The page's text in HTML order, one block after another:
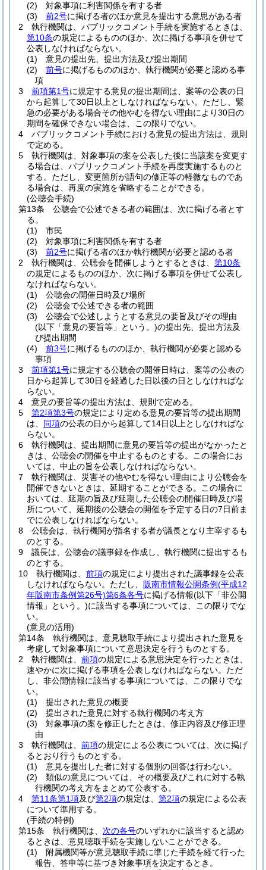
(2)
対象事項に利害関係を有する者
(3)
前2号に掲げる者のほか意見を提出する意思がある者
2
執行機関は、パブリックコメント手続を実施するときは、
第10条の規定によるもののほか、次に掲げる事項を併せて
公表しなければならない。
(1)
意見の提出先、提出方法及び提出期間
(2)
前号に掲げるもののほか、執行機関が必要と認める事
項
3
前項第1号に規定する意見の提出期間は、案等の公表の日
から起算して30日以上としなければならない。 ただし、緊
急の必要がある場合その他やむを得ない理由により30日の
期間を確保できない場合は、この限りでない。
4
パブリックコメント手続における意見の提出方法は、規則
で定める。
5
執行機関は、対象事項の案を公表した後に当該案を変更す
る場合は、パブリックコメント手続を再度実施するものと
する。 ただし、変更箇所が語句の修正等の軽微なものであ
る場合は、再度の実施を省略することができる。
(公聴会手続)
第13条
公聴会で公述できる者の範囲は、次に掲げる者とす
る。
(1)
市民
(2)
対象事項に利害関係を有する者
(3)
前2号に掲げる者のほか執行機関が必要と認める者
2
執行機関は、公聴会を開催しようとするときは、 第10条
の規定によるもののほか、次に掲げる事項を併せて公表し
なければならない。
(1)
公聴会の開催日時及び場所
(2)
公聴会で公述できる者の範囲
(3)
公聴会で公述しようとする意見の要旨及びその理由
(以下「意見の要旨等」という。)の提出先、提出方法及
び提出期間
(4)
前3号に掲げるもののほか、執行機関が必要と認める
事項
3
前項第1号に規定する公聴会の開催日時は、案等の公表の
日から起算して30日を経過した日以後の日としなければな
らない。
4
意見の要旨等の提出方法は、規則で定める。
5
第2項第3号の規定により定める意見の要旨等の提出期間
は、 同項の公表の日から起算して14日以上としなければな
らない。
6
執行機関は、提出期間に意見の要旨等の提出がなかったと
きは、公聴会の開催を中止するものとする。
この場合にお
いては、中止の旨を公表しなければならない。
7
執行機関は、災害その他やむを得ない理由により公聴会を
開催できないときは、延期することができる。
この場合に
おいては、延期の旨及び延期した公聴会の開催日時及び場
所について、延期後の公聴会の開催を予定する日の7日前ま
でに公表しなければならない。
8
公聴会は、執行機関が指名する者が議長となり主宰するも
のとする。
9
議長は、公聴会の議事録を作成し、執行機関に提出するも
のとする。
10
執行機関は、 前項の規定により提出された議事録を公表
しなければならない。 ただし、 阪南市情報公開条例(平成12
年阪南市条例第26号)第6条各号に掲げる情報(以下「非公開
情報」という。)に該当する事項については、この限りでな
い。
(意見の活用)
第14条
執行機関は、意見聴取手続により提出された意見を
考慮して対象事項について意思決定を行うものとする。
2
執行機関は、 前項の規定による意思決定を行ったときは、
速やかに次に掲げる事項を公表しなければならない。 ただ
し、非公開情報に該当する事項については、この限りでな
い。
(1)
提出された意見の概要
(2)
提出された意見に対する執行機関の考え方
(3)
対象事項の案を修正したときは、修正内容及び修正理
由
3
執行機関は、 前項の規定による公表については、次に掲げ
るとおり行うものとする。
(1)
意見を提出した者に対する個別の回答は行わない。
(2)
類似の意見については、その概要及びこれに対する執
行機関の考え方をまとめて公表する。
4
第11条第1項及び第2項の規定は、 第2項の規定による公表
について準用する。
(手続の特例)
第15条
執行機関は、 次の各号のいずれかに該当すると認め
るときは、意見聴取手続を実施しないことができる。
(1)
附属機関等が意見聴取手続に準じた手続を経て行った
報告、答申等に基づき対象事項を決定するとき。